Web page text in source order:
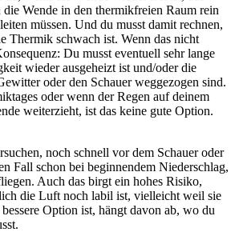
Wende in den thermikfreien Raum rein
müssen. Und du musst damit rechnen,
Thermik schwach ist. Wenn das nicht
Du musst eventuell sehr lange
wieder ausgeheizt ist und/oder die
oder den Schauer weggezogen sind.
oder wenn der Regen auf deinem
weiterzieht, ist das keine gute Option.
noch schnell vor dem Schauer oder
Fall schon bei beginnendem Niederschlag,
Auch das birgt ein hohes Risiko,
die Luft noch labil ist, vielleicht weil sie
Option ist, hängt davon ab, wo du